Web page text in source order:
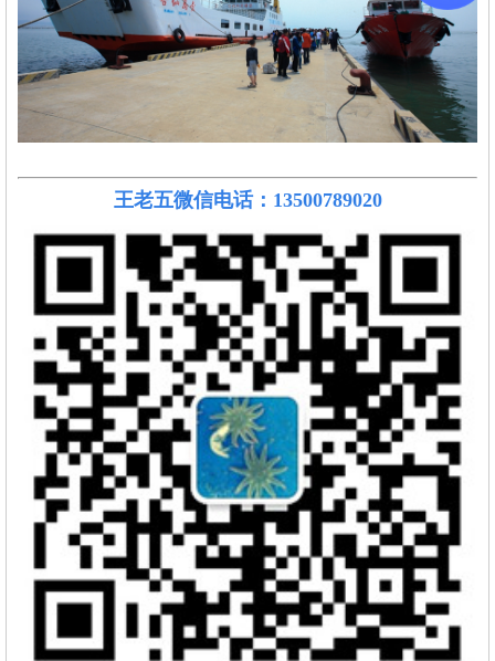
王老五微信电话：13500789020